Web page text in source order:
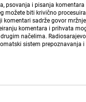
psovanja i pisanja komentara
možete biti krivično
sadrže govor
komentara i prihvata
načelima.
sistem prepoznavanja i